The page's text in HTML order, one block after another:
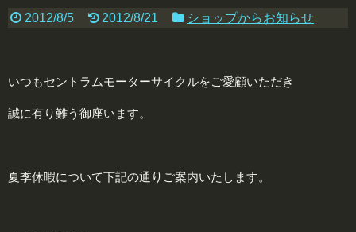
2012/8/5 2012/8/21 ショップからお知らせ
いつもセントラムモーターサイクルをご愛顧いただき
誠に有り難う御座います。
夏季休暇について下記の通りご案内いたします。